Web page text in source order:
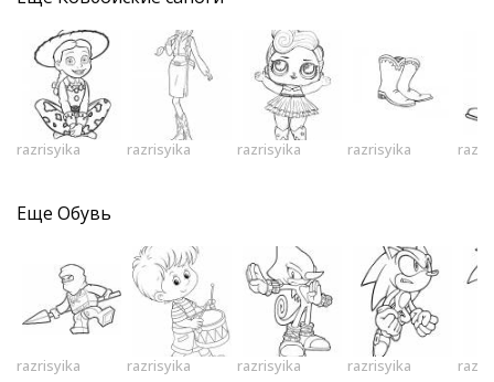
razrisyika razrisyika razrisyika razrisyika
Еще Обувь
razrisyika razrisyika razrisyika razrisyika